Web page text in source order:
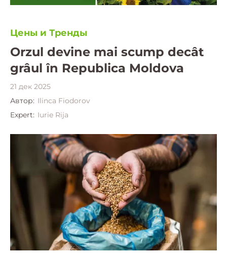
Цены и Тренды
Orzul devine mai scump decât
grâul în Republica Moldova
21 дек 2025
Автор: Ilinca Fiodorov
Expert: Iurie Rija